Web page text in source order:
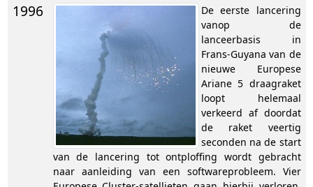
1996
De eerste lancering
vanop de
lanceerbasis in
Frans-Guyana van de
nieuwe Europese
Ariane 5 draagraket
loopt helemaal
verkeerd af doordat
de raket veertig
seconden na de start
van de lancering tot ontploffing wordt gebracht
naar aanleiding van een softwareprobleem. Vier